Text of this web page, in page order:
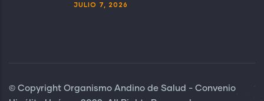
JULIO 7, 2026
© Copyright Organismo Andino de Salud - Convenio